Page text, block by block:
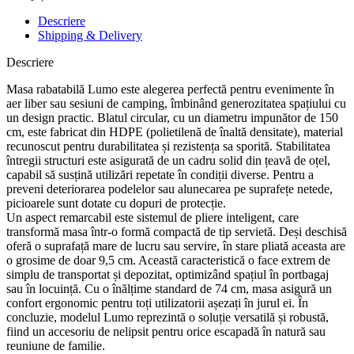
Descriere
Shipping & Delivery
Descriere
Masa rabatabilă Lumo este alegerea perfectă pentru evenimente în
aer liber sau sesiuni de camping, îmbinând generozitatea spațiului cu
un design practic. Blatul circular, cu un diametru impunător de 150
cm, este fabricat din HDPE (polietilenă de înaltă densitate), material
recunoscut pentru durabilitatea și rezistența sa sporită. Stabilitatea
întregii structuri este asigurată de un cadru solid din țeavă de oțel,
capabil să susțină utilizări repetate în condiții diverse. Pentru a
preveni deteriorarea podelelor sau alunecarea pe suprafețe netede,
picioarele sunt dotate cu dopuri de protecție.
Un aspect remarcabil este sistemul de pliere inteligent, care
transformă masa într-o formă compactă de tip servietă. Deși deschisă
oferă o suprafață mare de lucru sau servire, în stare pliată aceasta are
o grosime de doar 9,5 cm. Această caracteristică o face extrem de
simplu de transportat și depozitat, optimizând spațiul în portbagaj
sau în locuință. Cu o înălțime standard de 74 cm, masa asigură un
confort ergonomic pentru toți utilizatorii așezați în jurul ei. În
concluzie, modelul Lumo reprezintă o soluție versatilă și robustă,
fiind un accesoriu de nelipsit pentru orice escapadă în natură sau
reuniune de familie.